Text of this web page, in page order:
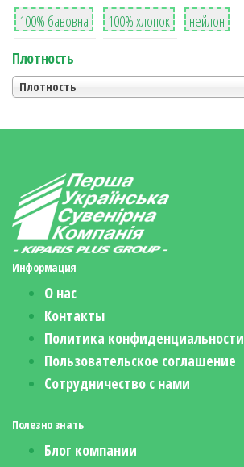
8
100% бавовна
36
100% хлопок
2
нейлон
Плотность
Плотность
Информация
О нас
Контакты
Политика конфиденциальности
Пользовательское соглашение
Сотрудничество с нами
Полезно знать
Блог компании